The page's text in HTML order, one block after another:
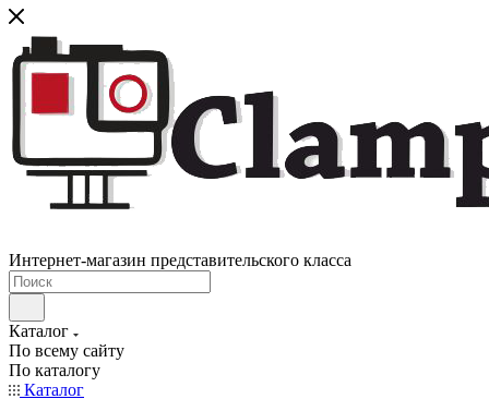
Интернет-магазин представительского класса
Каталог
По всему сайту
По каталогу
Каталог